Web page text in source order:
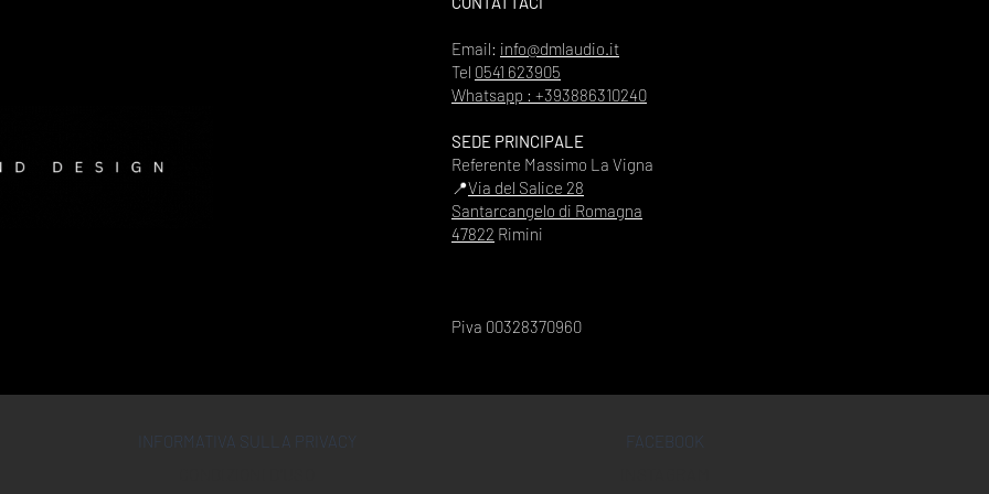
Email: info@dmlaudio.it
Tel 0541 623905
Whatsapp : +393886310240
SEDE PRINCIPALE
Referente Massimo La Vigna
📍Via del Salice 28
Santarcangelo di Romagna
47822 Rimini
Piva 00328370960
INFORMATIVA SULLA PRIVACY
FACEBOOK